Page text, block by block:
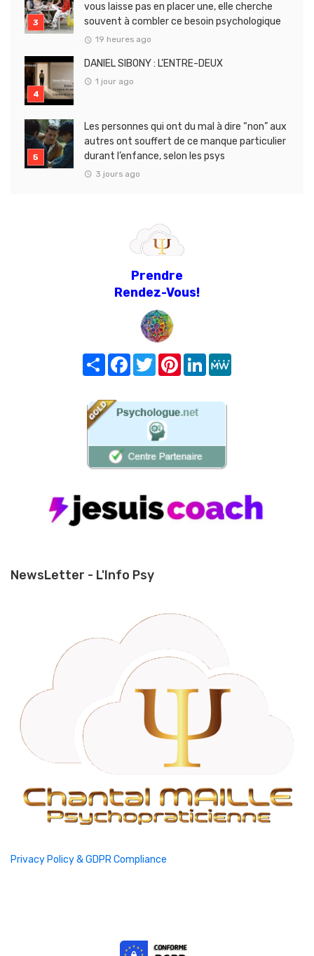
vous laisse pas en placer une, elle cherche
souvent à combler ce besoin psychologique
19 heures ago
DANIEL SIBONY : L’ENTRE-DEUX
1 jour ago
Les personnes qui ont du mal à dire “non” aux
autres ont souffert de ce manque particulier
durant l’enfance, selon les psys
3 jours ago
Prendre
Rendez-Vous!
Share FacebookTwitterPinterest
LinkedIn
NewsLetter - L'Info Psy
Privacy Policy & GDPR Compliance